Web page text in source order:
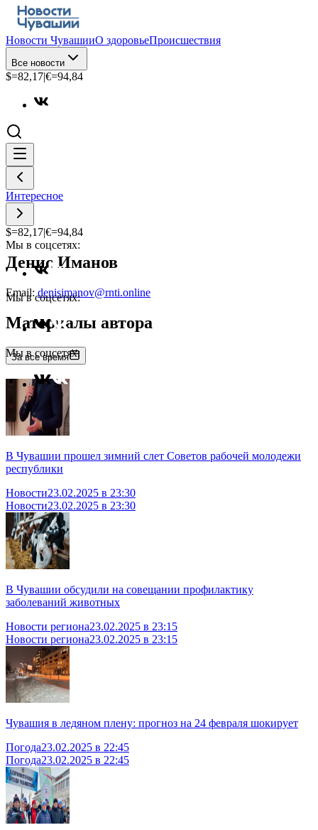
Новости ЧувашииО здоровьеПроисшествия
Все новости
$=82,17|€=94,84
Интересное
$=82,17|€=94,84
Мы в соцсетях:
Мы в соцсетях:
Мы в соцсетях:
Денис Иманов
Email: denisimanov@rnti.online
Материалы автора
За все время
В Чувашии прошел зимний слет Советов рабочей молодежи
республики
Новости23.02.2025 в 23:30
Новости23.02.2025 в 23:30
В Чувашии обсудили на совещании профилактику
заболеваний животных
Новости региона23.02.2025 в 23:15
Новости региона23.02.2025 в 23:15
Чувашия в ледяном плену: прогноз на 24 февраля шокирует
Погода23.02.2025 в 22:45
Погода23.02.2025 в 22:45